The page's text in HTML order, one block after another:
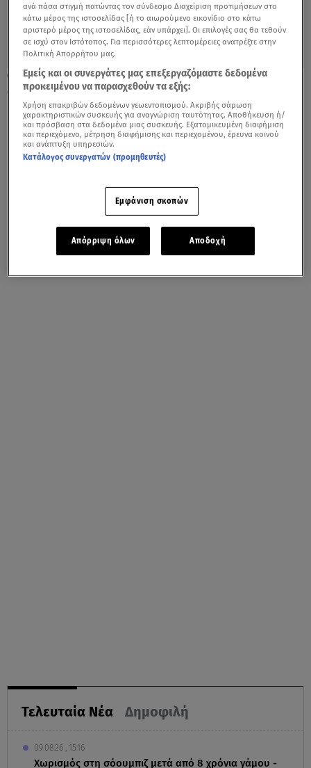
13.05.21, 09:05
Οι Γερμανοί ψηφίζουν Mazda MX-5
Τελευταία Νέα Δημοφιλή
09.08.26 , 15:16
Χωρισμός στη σόουμπιζ μετά από 8 χρόνια γάμου -
ανά πάσα στιγμή πατώντας τον σύνδεσμο Διαχείριση προτιμήσεων στο
κάτω μέρος της ιστοσελίδας [ή το αιωρούμενο εικονίδιο στο κάτω
αριστερό μέρος της ιστοσελίδας, εάν υπάρχει]. Οι επιλογές σας θα τεθούν
σε ισχύ στον Ιστότοπος. Για περισσότερες λεπτομέρειες ανατρέξτε στην
Πολιτική Απορρήτου μας.
Εμείς και οι συνεργάτες μας επεξεργαζόμαστε δεδομένα
προκειμένου να παρασχεθούν τα εξής:
Χρήση επακριβών δεδομένων γεωεντοπισμού. Ακριβής σάρωση
χαρακτηριστικών συσκευής για αναγνώριση ταυτότητας. Αποθήκευση ή/
και πρόσβαση στα δεδομένα μιας συσκευής. Εξατομικευμένη διαφήμιση
και περιεχόμενο, μέτρηση διαφήμισης και περιεχομένου, έρευνα κοινού
και ανάπτυξη υπηρεσιών.
Κατάλογος συνεργατών (προμηθευτές)
Εμφάνιση σκοπών
Απόρριψη όλων Αποδοχή